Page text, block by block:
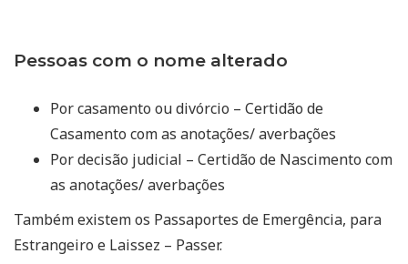
Pessoas com o nome alterado
Por casamento ou divórcio – Certidão de
Casamento com as anotações/ averbações
Por decisão judicial – Certidão de Nascimento com
as anotações/ averbações
Também existem os Passaportes de Emergência, para
Estrangeiro e Laissez – Passer.